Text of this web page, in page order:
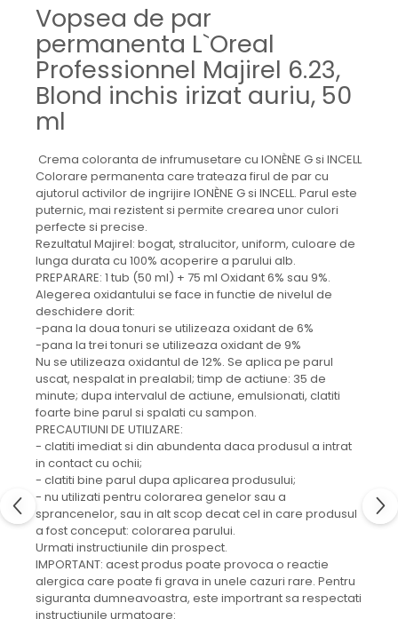
Vopsea de par
permanenta L`Oreal
Professionnel Majirel 6.23,
Blond inchis irizat auriu, 50
ml
Crema coloranta de infrumusetare cu IONÈNE G si INCELL
Colorare permanenta care trateaza firul de par cu
ajutorul activilor de ingrijire IONÈNE G si INCELL. Parul este
puternic, mai rezistent si permite crearea unor culori
perfecte si precise.
Rezultatul Majirel: bogat, stralucitor, uniform, culoare de
lunga durata cu 100% acoperire a parului alb.
PREPARARE: 1 tub (50 ml) + 75 ml Oxidant 6% sau 9%.
Alegerea oxidantului se face in functie de nivelul de
deschidere dorit:
-pana la doua tonuri se utilizeaza oxidant de 6%
-pana la trei tonuri se utilizeaza oxidant de 9%
Nu se utilizeaza oxidantul de 12%. Se aplica pe parul
uscat, nespalat in prealabil; timp de actiune: 35 de
minute; dupa intervalul de actiune, emulsionati, clatiti
foarte bine parul si spalati cu sampon.
PRECAUTIUNI DE UTILIZARE:
- clatiti imediat si din abundenta daca produsul a intrat
in contact cu ochii;
- clatiti bine parul dupa aplicarea produsului;
- nu utilizati pentru colorarea genelor sau a
sprancenelor, sau in alt scop decat cel in care produsul
a fost conceput: colorarea parului.
Urmati instructiunile din prospect.
IMPORTANT: acest produs poate provoca o reactie
alergica care poate fi grava in unele cazuri rare. Pentru
siguranta dumneavoastra, este importrant sa respectati
instructiunile urmatoare: